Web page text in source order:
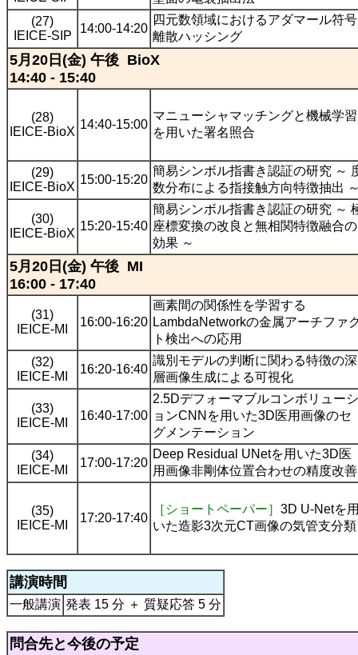
(27)
IEICE-SIP
14:00-14:20
四元数領域におけるアダマール符号
離散ハッシング
5月20日(金) 午後 BioX
14:40 - 15:40
(28)
IEICE-BioX
14:40-15:00
マニューシャマッチングと機械学習
を用いた署名照合
(29)
IEICE-BioX
15:00-15:20
簡易シンボル指書き認証の研究 ～
数分布による指接触方向特徴抽出
(30)
IEICE-BioX
15:20-15:40
簡易シンボル指書き認証の研究 ～
座標変換の改良と無相関特徴融合の
効果 ～
5月20日(金) 午後 MI
16:00 - 17:40
(31)
IEICE-MI
16:00-16:20
画素間の関係性を学習する
LambdaNetworkの金属アーチファ
ト検出への応用
(32)
IEICE-MI
16:20-16:40
識別モデルの判断に関わる特徴の深
層画像生成による可視化
(33)
IEICE-MI
16:40-17:00
2.5Dデフォーマブルコンボリューシ
ョンCNNを用いた3D医用画像のセ
グメンテーション
(34)
IEICE-MI
17:00-17:20
Deep Residual UNetを用いた3D医
用画像非剛体位置合わせの精度改善
(35)
IEICE-MI
17:20-17:40
［ショートペーパー］ 3D U-Netを
いた造影3次元CT画像の気管支分類
講演時間
一般講演 発表 15 分 ＋ 質疑応答 5 分
問合先と今後の予定